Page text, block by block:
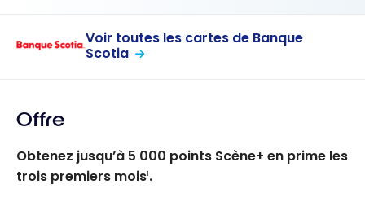
Voir toutes les cartes de Banque
Scotia
Offre
Obtenez jusqu’à 5 000 points Scène+ en prime les
trois premiers mois1.